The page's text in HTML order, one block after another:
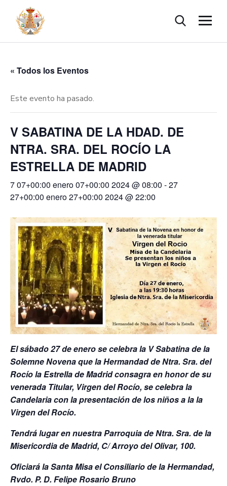
« Todos los Eventos
Este evento ha pasado.
V SABATINA DE LA HDAD. DE
NTRA. SRA. DEL ROCÍO LA
ESTRELLA DE MADRID
7 07+00:00 enero 07+00:00 2024 @ 08:00 -27
27+00:00 enero 27+00:00 2024 @ 22:00
El sábado 27 de enero se celebra la V Sabatina de la
Solemne Novena que la Hermandad de Ntra. Sra. del
Rocío la Estrella de Madrid consagra en honor de su
venerada Titular, Virgen del Rocío, se celebra la
Candelaria con la presentación de los niños a la la
Virgen del Rocío.
Tendrá lugar en nuestra Parroquia de Ntra. Sra. de la
Misericordia de Madrid, C/ Arroyo del Olivar, 100.
Oficiará la Santa Misa el Consiliario de la Hermandad,
Rvdo. P. D. Felipe Rosario Bruno